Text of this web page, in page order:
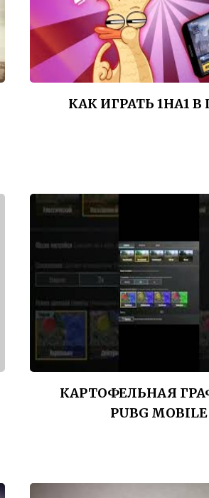
КАК ИГРАТЬ 1НА1 В
КАРТОФЕЛЬНАЯ
PUBG MOBILE